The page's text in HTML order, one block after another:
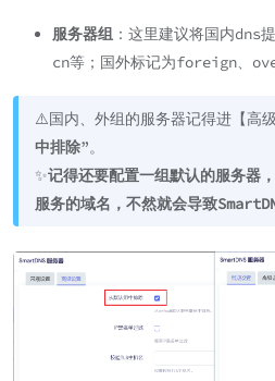
服务器组 ：这里建议将国内dns
cn等；国外标记为foreign、
⚠️国内、外组的服务器记得进【高
中排除”。
✨记得还要配置一组默认的服务器
服务的域名，不然就会导致